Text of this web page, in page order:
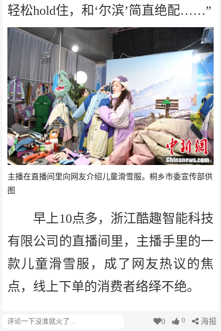
轻松hold住，和‘尔滨’简直绝配……”
主播在直播间里向网友介绍儿童滑雪服。桐乡市委宣传部供
图
早上10点多，浙江酷趣智能科技
有限公司的直播间里，主播手里的一
款儿童滑雪服，成了网友热议的焦
点，线上下单的消费者络绎不绝。
“我们的销售‘火力全开’，每天3
评论 0 0 海报